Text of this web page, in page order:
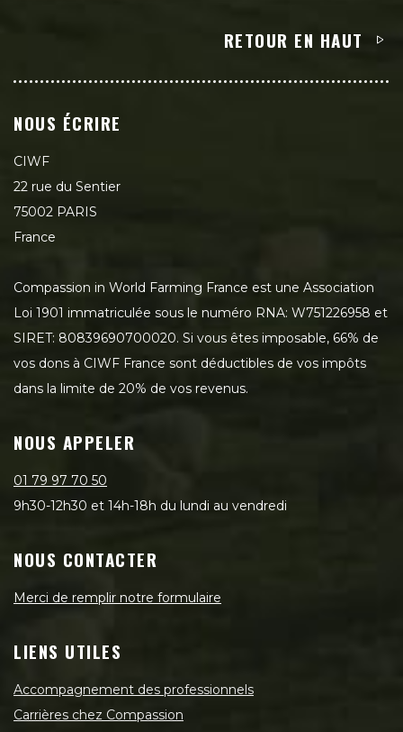
RETOUR EN HAUT
NOUS ÉCRIRE
CIWF
22 rue du Sentier
75002 PARIS
France
Compassion in World Farming France est une Association
Loi 1901 immatriculée sous le numéro RNA: W751226958 et
SIRET: 80839690700020. Si vous êtes imposable, 66% de
vos dons à CIWF France sont déductibles de vos impôts
dans la limite de 20% de vos revenus.
NOUS APPELER
01 79 97 70 50
9h30-12h30 et 14h-18h du lundi au vendredi
NOUS CONTACTER
Merci de remplir notre formulaire
LIENS UTILES
Accompagnement des professionnels
Carrières chez Compassion